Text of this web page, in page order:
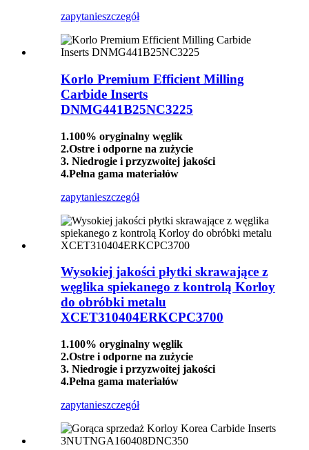
zapytanieszczegół
Korlo Premium Efficient Milling
Carbide Inserts
DNMG441B25NC3225
1.100% oryginalny węglik
2.Ostre i odporne na zużycie
3. Niedrogie i przyzwoitej jakości
4.Pełna gama materiałów
zapytanieszczegół
Wysokiej jakości płytki skrawające z
węglika spiekanego z kontrolą Korloy
do obróbki metalu
XCET310404ERKCPC3700
1.100% oryginalny węglik
2.Ostre i odporne na zużycie
3. Niedrogie i przyzwoitej jakości
4.Pełna gama materiałów
zapytanieszczegół